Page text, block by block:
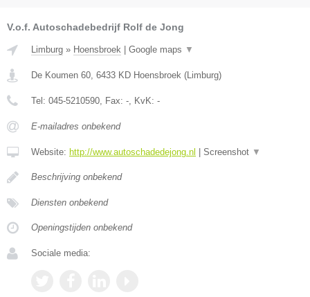
V.o.f. Autoschadebedrijf Rolf de Jong
Limburg » Hoensbroek Google maps ▼
De Koumen 60 6433 KD Hoensbroek ( Limburg)
Tel: 045-5210590 , Fax: - , KvK: -
E-mailadres onbekend
Website: http://www.autoschadedejong.nl Screenshot ▼
Beschrijving onbekend
Diensten onbekend
Openingstijden onbekend
Sociale media: